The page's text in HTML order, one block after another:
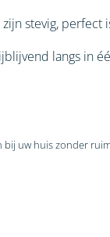
stevig,
langs in
uw huis zonder